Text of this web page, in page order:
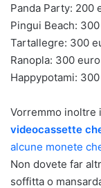
Panda Party: 200
Pingui Beach:
Tartallegre: 300
Ranopla: 300 euro
Happypotami:
Vorremmo inoltre
videocassette
alcune monete
Non dovete far
soffitta o